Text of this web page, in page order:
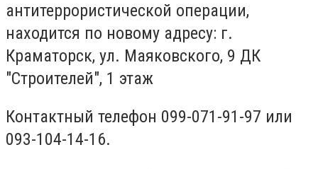
антитеррористической операции,
находится по новому адресу: г.
Краматорск, ул. Маяковского, 9 ДК
"Строителей", 1 этаж
Контактный телефон 099-071-91-97 или
093-104-14-16.